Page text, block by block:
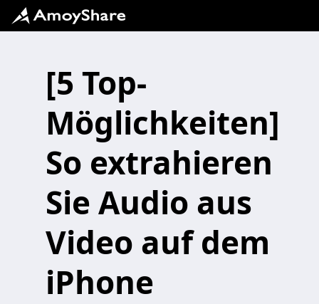
[5 Top-
Möglichkeiten]
So extrahieren
Sie Audio aus
Video auf dem
iPhone